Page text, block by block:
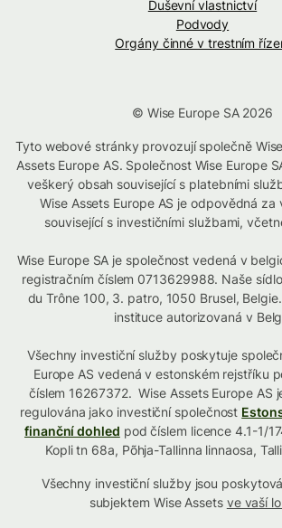
Duševní vlastnictví
Podvody
Orgány činné v trestním
© Wise Europe SA 2026
Tyto webové stránky provozují společně
Assets Europe AS. Společnost Wise Europe
veškerý obsah související s platebními
Wise Assets Europe AS je odpovědná za
související s investičními službami,
Wise Europe SA je společnost vedená v
registračním číslem 0713629988. Naše
du Trône 100, 3. patro, 1050 Brusel,
instituce autorizovaná v
Všechny investiční služby poskytuje
Europe AS vedená v estonském rejstříku
číslem 16267372. Wise Assets Europe AS
regulována jako investiční společnost
finanční dohled pod číslem licence 4.1-1/
Kopli tn 68a, Põhja-Tallinna linnaosa,
Všechny investiční služby jsou
subjektem Wise Assets ve vaší